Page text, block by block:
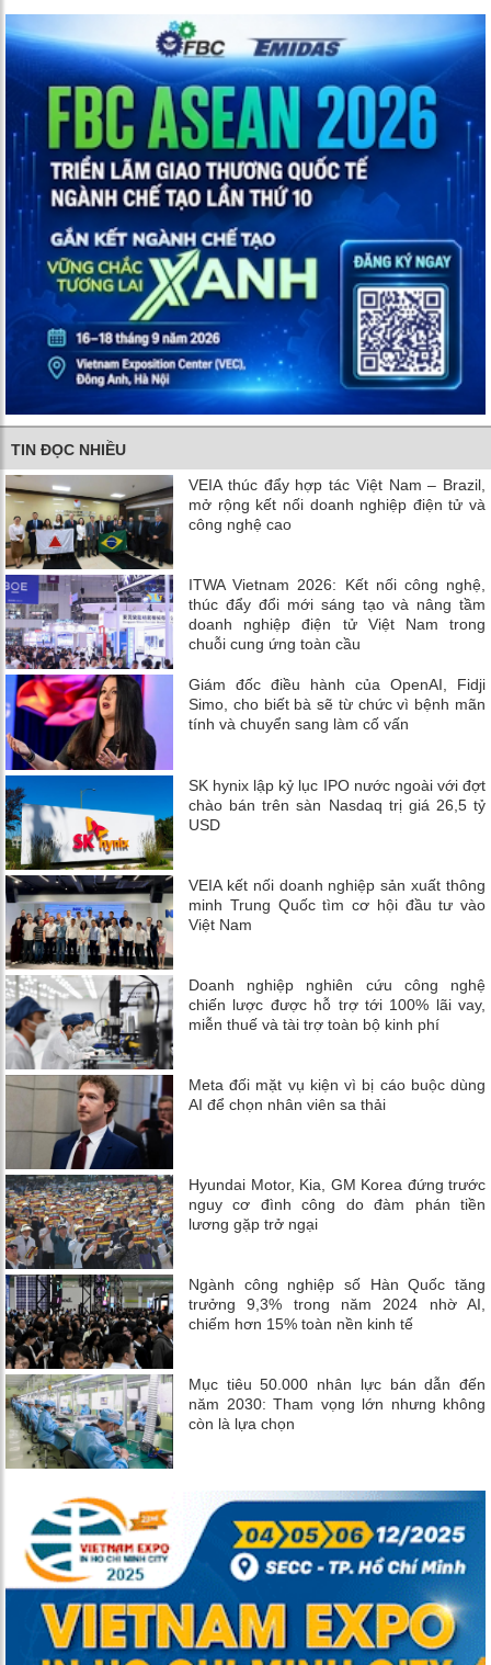
TIN ĐỌC NHIỀU
VEIA thúc đẩy hợp tác Việt Nam – Brazil,
mở rộng kết nối doanh nghiệp điện tử và
công nghệ cao
ITWA Vietnam 2026: Kết nối công nghệ,
thúc đẩy đổi mới sáng tạo và nâng tầm
doanh nghiệp điện tử Việt Nam trong
chuỗi cung ứng toàn cầu
Giám đốc điều hành của OpenAI, Fidji
Simo, cho biết bà sẽ từ chức vì bệnh mãn
tính và chuyển sang làm cố vấn
SK hynix lập kỷ lục IPO nước ngoài với đợt
chào bán trên sàn Nasdaq trị giá 26,5 tỷ
USD
VEIA kết nối doanh nghiệp sản xuất thông
minh Trung Quốc tìm cơ hội đầu tư vào
Việt Nam
Doanh nghiệp nghiên cứu công nghệ
chiến lược được hỗ trợ tới 100% lãi vay,
miễn thuế và tài trợ toàn bộ kinh phí
Meta đối mặt vụ kiện vì bị cáo buộc dùng
AI để chọn nhân viên sa thải
Hyundai Motor, Kia, GM Korea đứng trước
nguy cơ đình công do đàm phán tiền
lương gặp trở ngại
Ngành công nghiệp số Hàn Quốc tăng
trưởng 9,3% trong năm 2024 nhờ AI,
chiếm hơn 15% toàn nền kinh tế
Mục tiêu 50.000 nhân lực bán dẫn đến
năm 2030: Tham vọng lớn nhưng không
còn là lựa chọn